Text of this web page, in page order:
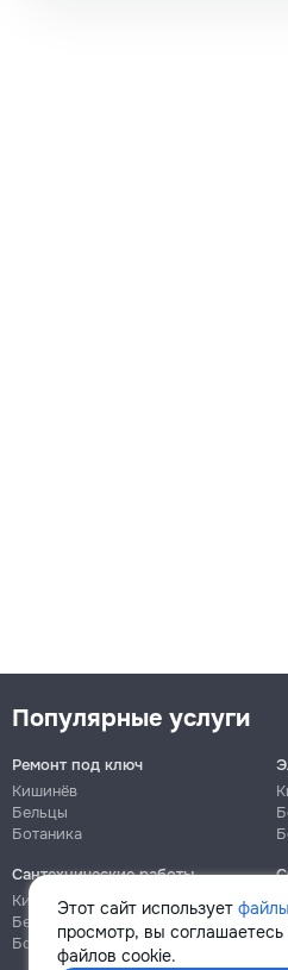
Этот сайт использует
просмотр, вы
файлов cookie.
Популярные услуги
Ремонт под ключ
Кишинёв
Бельцы
Ботаника
Сантехнические работы
Кишинёв
Бельцы
Ботаника